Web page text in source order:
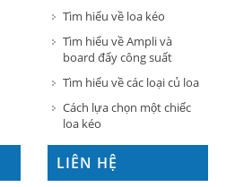
Tìm hiểu về loa kéo
Tìm hiểu về Ampli và
board đẩy công suất
Tìm hiểu về các loại củ loa
Cách lựa chọn một chiếc
loa kéo
LIÊN HỆ